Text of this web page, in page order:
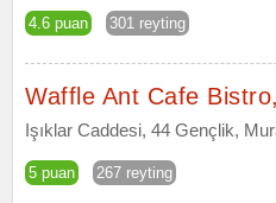
4.6 puan 301 reyting
Waffle Ant Cafe
Işıklar Caddesi, 44 Gençlik,
5 puan 267 reyting